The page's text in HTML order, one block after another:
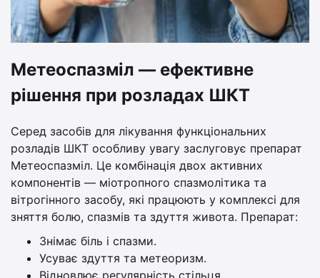
Метеоспазміл — ефективне
рішення при розладах ШКТ
Серед засобів для лікування функціональних
розладів ШКТ особливу увагу заслуговує препарат
Метеоспазміл. Це комбінація двох активних
компонентів — міотропного спазмолітика та
вітрогінного засобу, які працюють у комплексі для
зняття болю, спазмів та здуття живота. Препарат:
Знімає біль і спазми.
Усуває здуття та метеоризм.